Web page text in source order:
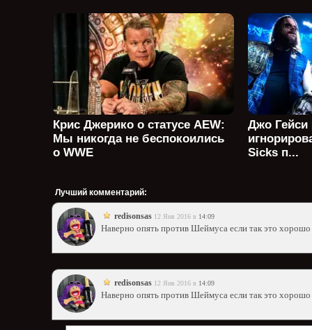
Крис Джерико о статусе AEW:
Мы никогда не беспокоились
о WWE
Джо Гейси
Sicks п...
Лучший комментарий:
redisonsas 12 Янв 2016 в 14:09
Наверно опять против Шеймуса если так это
redisonsas 12 Янв 2016 в 14:09
Наверно опять против Шеймуса если так это